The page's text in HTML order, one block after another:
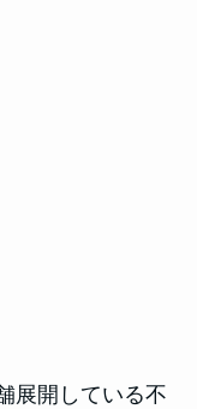
展開している不